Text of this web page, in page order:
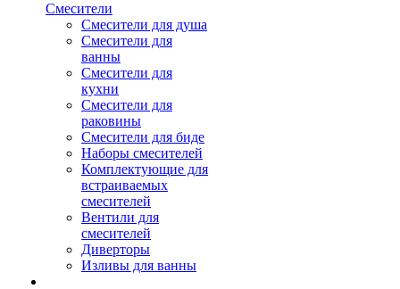
Смесители
Смесители для душа
Смесители для
ванны
Смесители для
кухни
Смесители для
раковины
Смесители для биде
Наборы смесителей
Комплектующие для
встраиваемых
смесителей
Вентили для
смесителей
Диверторы
Изливы для ванны